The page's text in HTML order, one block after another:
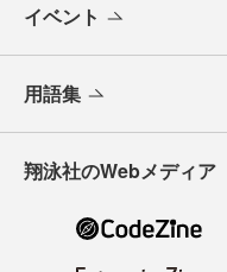
イベント
用語集
翔泳社のWebメディア